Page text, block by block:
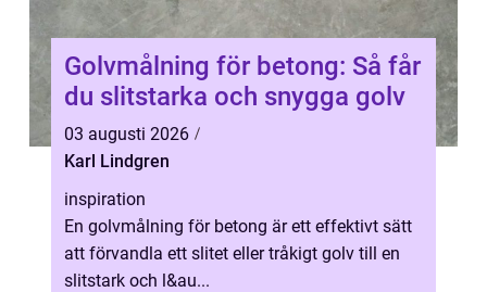
Golvmålning för betong: Så får
du slitstarka och snygga golv
03 augusti 2026
Karl Lindgren
inspiration
En golvmålning för betong är ett effektivt sätt
att förvandla ett slitet eller tråkigt golv till en
slitstark och l&au...